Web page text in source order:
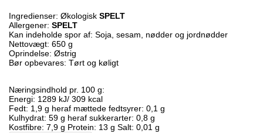
Ingredienser: Økologisk SPELT
Allergener: SPELT
Kan indeholde spor af: Soja, sesam, nødder og jordnødder
Nettovægt: 650 g
Oprindelse: Østrig
Bør opbevares: Tørt og køligt
Næringsindhold pr. 100 g:
Energi: 1289 kJ/ 309 kcal
Fedt: 1,9 g heraf mættede fedtsyrer: 0,1 g
Kulhydrat: 59 g heraf sukkerarter: 0,8 g
Kostfibre: 7,9 g Protein: 13 g Salt: 0,01 g